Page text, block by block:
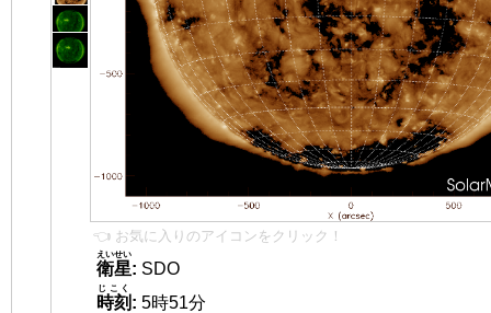
👈 お気に入りのアイコンをクリック！
衛星
えいせい
: SDO
時刻
じこく
: 5時51分